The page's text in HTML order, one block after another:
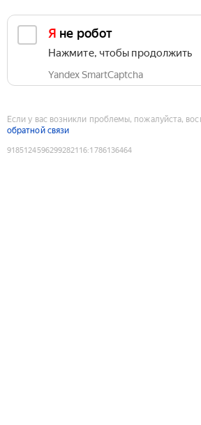
Я не робот
Нажмите, чтобы продолжить
Yandex SmartCaptcha
Если у вас возникли проблемы, пожалуйста,
обратной связи
9185124596299282116:1786136464